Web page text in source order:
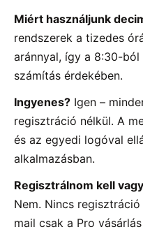
Miért használjunk
rendszerek a tizedes
aránnyal, így a 8:30-
számítás érdekében.
Ingyenes? Igen –
regisztráció nélkül. A
és az egyedi logóval
alkalmazásban.
Regisztrálnom kell
Nem. Nincs
mail csak a Pro